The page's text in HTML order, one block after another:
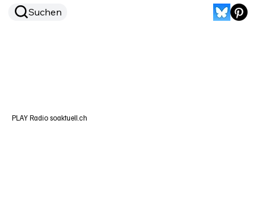
Suchen
PLAY Radio soaktuell.ch